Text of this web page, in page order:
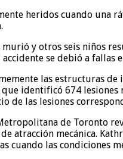
heridos cuando
y otros seis niños
se debió a
las estructuras
identificó 674
de las lesiones
de Toronto
atracción mecánica.
cuando las